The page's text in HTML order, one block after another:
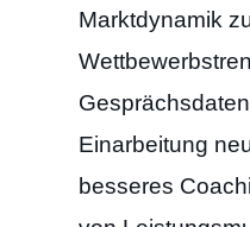
Marktdynamik
Einarbeitung
besseres